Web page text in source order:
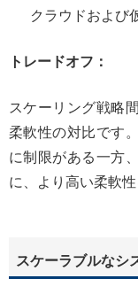
クラウドおよび
トレードオフ：
スケーリング戦略
柔軟性の対比です
に制限がある一方
に、より高い柔軟性
スケーラブルなシ